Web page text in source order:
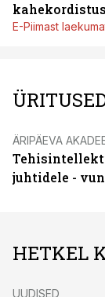
E-Piimast
ÄRIPÄEVA
juhtidele -
HETKEL
UUDISED